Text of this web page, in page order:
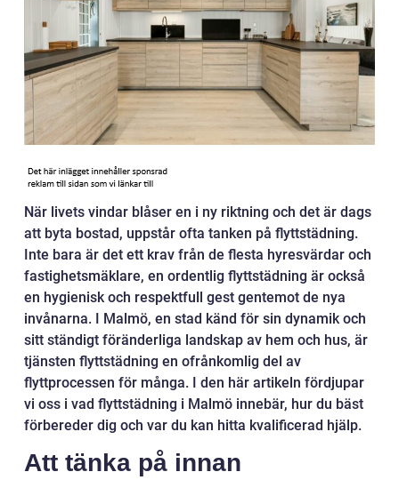
När livets vindar blåser en i ny riktning och det är dags
att byta bostad, uppstår ofta tanken på flyttstädning.
Inte bara är det ett krav från de flesta hyresvärdar och
fastighetsmäklare, en ordentlig flyttstädning är också
en hygienisk och respektfull gest gentemot de nya
invånarna. I Malmö, en stad känd för sin dynamik och
sitt ständigt föränderliga landskap av hem och hus, är
tjänsten flyttstädning en ofrånkomlig del av
flyttprocessen för många. I den här artikeln fördjupar
vi oss i vad flyttstädning i Malmö innebär, hur du bäst
förbereder dig och var du kan hitta kvalificerad hjälp.
Att tänka på innan